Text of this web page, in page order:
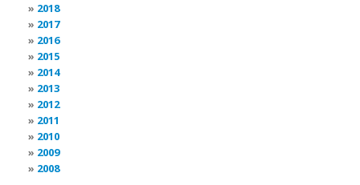
2018
2017
2016
2015
2014
2013
2012
2011
2010
2009
2008